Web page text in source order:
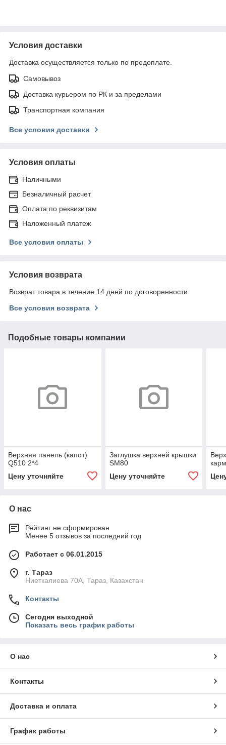
Условия доставки
Доставка осуществляется только по предоплате.
Самовывоз
Доставка курьером по РК и за пределами
Транспортная компания
Все условия доставки
Условия оплаты
Наличными
Безналичный расчет
Оплата по реквизитам
Наложенный платеж
Все условия оплаты
Условия возврата
Возврат товара в течение 14 дней по договоренности
Все условия возврата
Подобные товары компании
Верхняя панель (капот)
Q510 2*4
Цену уточняйте
Заглушка верхней крышки
SM80
Цену уточняйте
О нас
Рейтинг не сформирован
Менее 5 отзывов за последний год
Работает с 06.01.2015
г. Тараз
Ниеткалиева 70А, Тараз, Казахстан
Контакты
Сегодня выходной
Показать весь график работы
О нас
Контакты
Доставка и оплата
График работы